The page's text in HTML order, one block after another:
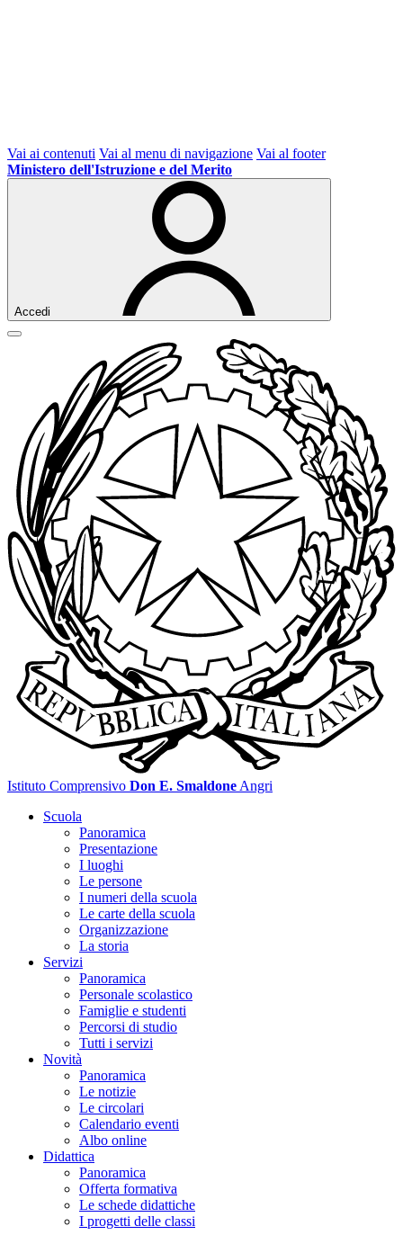
Vai ai contenuti Vai al menu di navigazione Vai al footer
Ministero dell'Istruzione e del Merito
Accedi
Istituto Comprensivo Don E. Smaldone Angri
Scuola
Panoramica
Presentazione
I luoghi
Le persone
I numeri della scuola
Le carte della scuola
Organizzazione
La storia
Servizi
Panoramica
Personale scolastico
Famiglie e studenti
Percorsi di studio
Tutti i servizi
Novità
Panoramica
Le notizie
Le circolari
Calendario eventi
Albo online
Didattica
Panoramica
Offerta formativa
Le schede didattiche
I progetti delle classi